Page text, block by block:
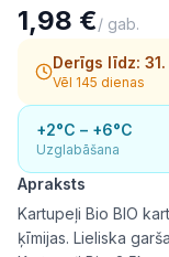
1,98 €/ gab.
Derīgs līdz:
Vēl 145 dienas
+2°C – +6°C
Uzglabāšana
Apraksts
Kartupeļi Bio BIO
ķīmijas. Lieliska